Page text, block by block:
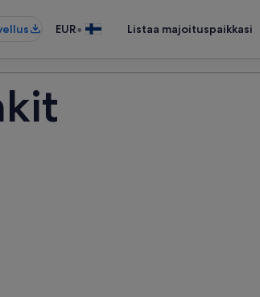
EUR• Listaa majoituspaikkasi